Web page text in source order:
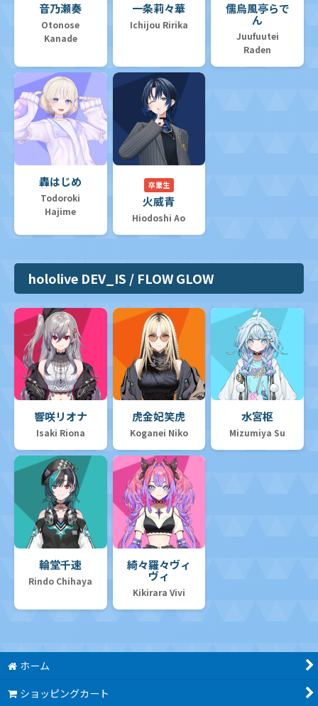
音乃瀬奏
Otonose
Kanade
一条莉々華
Ichijou Ririka
儒烏風亭らで
ん
Juufuutei
Raden
轟はじめ
Todoroki
Hajime
卒業生
火威青
Hiodoshi Ao
hololive DEV_IS / FLOW GLOW
響咲リオナ
Isaki Riona
虎金妃笑虎
Koganei Niko
水宮枢
Mizumiya Su
輪堂千速
Rindo Chihaya
綺々羅々ヴィ
ヴィ
Kikirara Vivi
ホーム
ショッピングカート